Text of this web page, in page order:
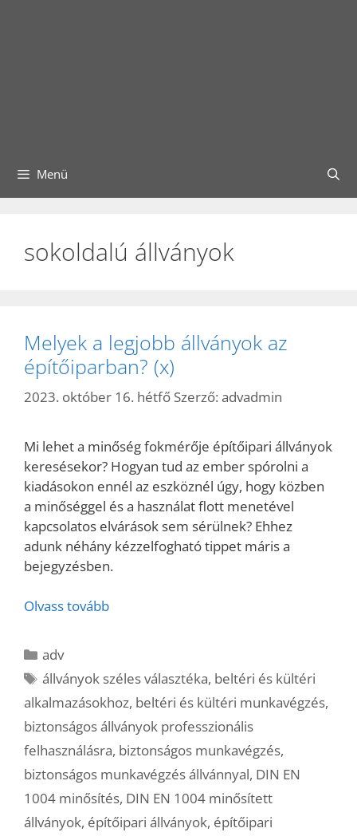
Menü
sokoldalú állványok
Melyek a legjobb állványok az
építőiparban? (x)
2023. október 16. hétfő Szerző: advadmin
Mi lehet a minőség fokmérője építőipari állványok
keresésekor? Hogyan tud az ember spórolni a
kiadásokon ennél az eszköznél úgy, hogy közben
a minőséggel és a használat flott menetével
kapcsolatos elvárások sem sérülnek? Ehhez
adunk néhány kézzelfogható tippet máris a
bejegyzésben.
Olvass tovább
Kategória
adv
Címkék
állványok széles választéka, beltéri és kültéri
alkalmazásokhoz, beltéri és kültéri munkavégzés,
biztonságos állványok professzionális
felhasználásra, biztonságos munkavégzés,
biztonságos munkavégzés állvánnyal, DIN EN
1004 minősítés, DIN EN 1004 minősített
állványok, építőipari állványok, építőipari